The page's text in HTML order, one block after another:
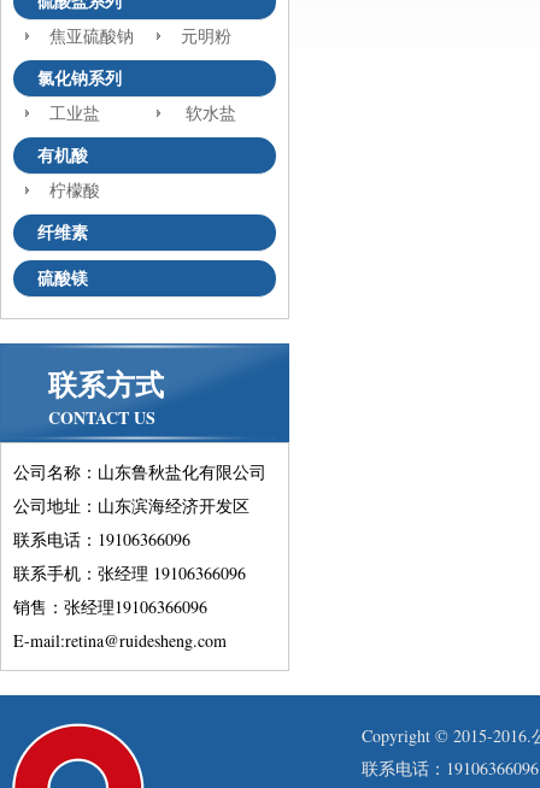
焦亚硫酸钠 元明粉
氯化钠系列
工业盐 软水盐
有机酸
柠檬酸
纤维素
硫酸镁
联系方式
CONTACT US
公司名称：山东鲁秋盐化有限公司
公司地址：山东滨海经济开发区
联系电话：19106366096
联系手机：张经理 19106366096
销售：张经理19106366096
E-mail:retina@ruidesheng.com
Copyright © 2015-
联系电话：19106366096